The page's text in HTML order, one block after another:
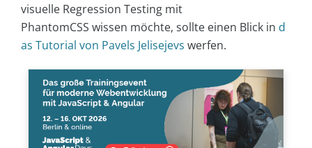
visuelle Regression Testing mit
PhantomCSS wissen möchte, sollte einen Blick in d
as Tutorial von Pavels Jelisejevs werfen.